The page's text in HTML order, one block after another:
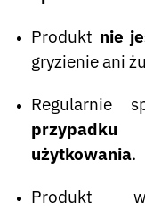
Produkt nie
gryzienie ani
Regularnie
użytkowania.
Produkt